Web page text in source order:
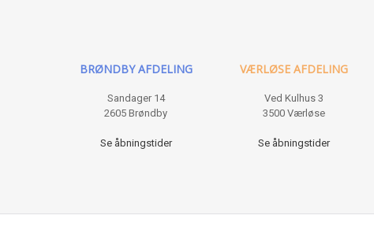
BRØNDBY AFDELING
Sandager 14
2605 Brøndby
Se åbningstider
VÆRLØSE AFDELING
Ved Kulhus 3
3500 Værløse
Se åbningstider